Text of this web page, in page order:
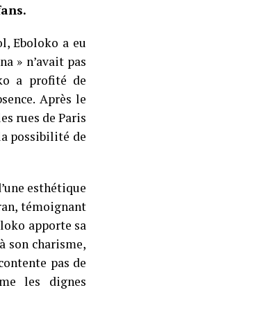
Eboloko a eu
» n’avait pas
a profité de
Après le
rues de Paris
possibilité de
esthétique
témoignant
apporte sa
son charisme,
pas de
les dignes